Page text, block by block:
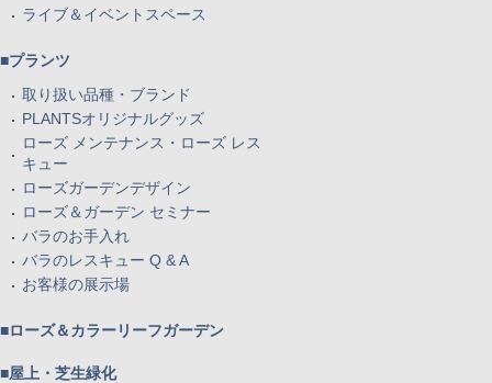
ライブ＆イベントスペース
■プランツ
取り扱い品種・ブランド
PLANTSオリジナルグッズ
ローズ メンテナンス・ローズ レス
キュー
ローズガーデンデザイン
ローズ＆ガーデン セミナー
バラのお手入れ
バラのレスキュー Q & A
お客様の展示場
■ローズ＆カラーリーフガーデン
■屋上・芝生緑化